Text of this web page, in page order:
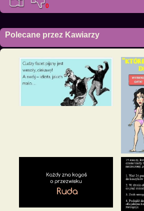
0
Polecane przez Kawiarzy